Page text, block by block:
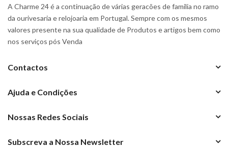
A Charme 24 é a continuação de várias geracões de familia no ramo
da ourivesaria e relojoaria em Portugal. Sempre com os mesmos
valores presente na sua qualidade de Produtos e artigos bem como
nos serviços pós Venda
Contactos
Ajuda e Condições
Nossas Redes Sociais
Subscreva a Nossa Newsletter